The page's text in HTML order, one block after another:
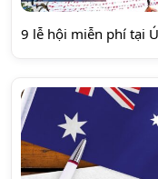
9 lễ hội miễn phí tại